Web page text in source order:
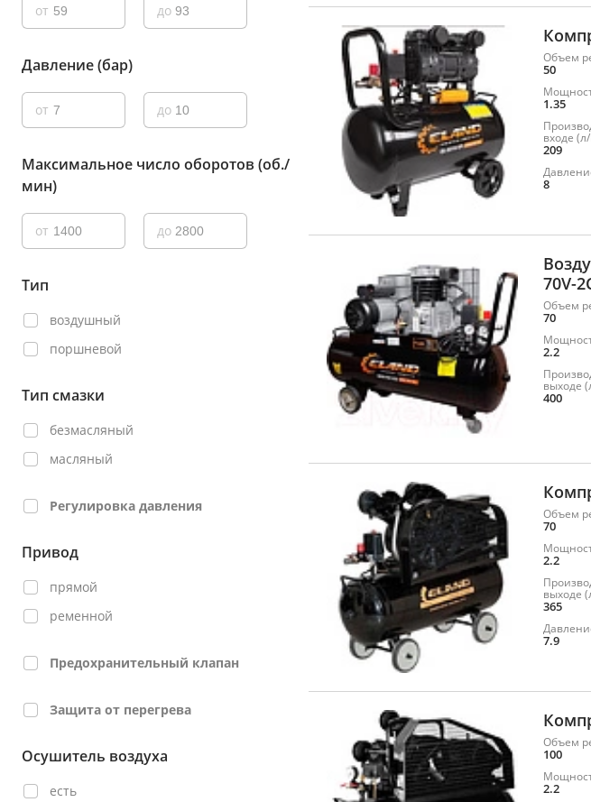
от до
Давление (бар)
от до
Максимальное число оборотов (об./
мин)
от до
Тип
воздушный
поршневой
Тип смазки
безмасляный
масляный
Регулировка давления
Привод
прямой
ременной
Предохранительный клапан
Защита от перегрева
Осушитель воздуха
есть
Объем
50
1.35
входе
209
8
70V-
Объем
70
2.2
выходе
400
Объем
70
2.2
выходе
365
7.9
Объем
100
2.2